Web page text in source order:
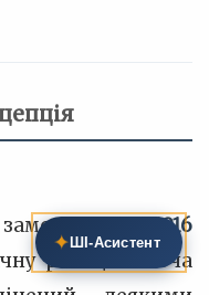
у
1916
реакцію. Хоча
✦ШІ‑Асистент